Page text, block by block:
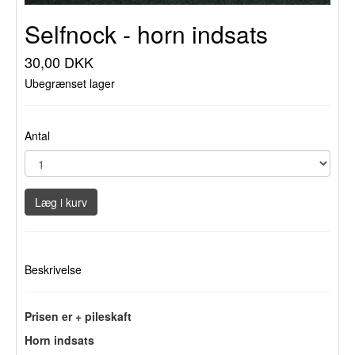
Selfnock - horn indsats
30,00 DKK
Ubegrænset lager
Antal
Læg i kurv
Beskrivelse
Prisen er + pileskaft
Horn indsats